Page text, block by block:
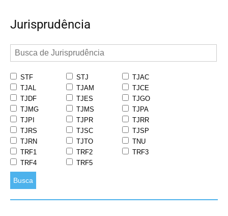
Jurisprudência
STF STJ
TJAC
TJAL
TJAM
TJCE
TJDF
TJES
TJGO
TJMG
TJMS
TJPA
TJPI
TJPR
TJRR
TJRS
TJSC
TJSP
TJRN
TJTO
TNU
TRF1
TRF2
TRF3
TRF4
TRF5
Busca